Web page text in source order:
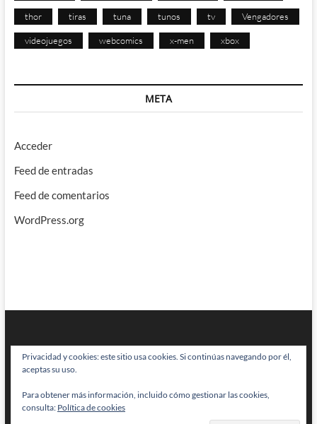
thor tiras tuna tunos tv Vengadores
videojuegos webcomics x-men xbox
META
Acceder
Feed de entradas
Feed de comentarios
WordPress.org
BRAINSTOMPING| Diseñado por:Theme Freesia|WordPress| © Todos
los derechos reservados
Privacidad y cookies: este sitio usa cookies. Si continúas navegando por él,
aceptas su uso.
Para obtener más información, incluido cómo gestionar las cookies,
consulta: Política de cookies